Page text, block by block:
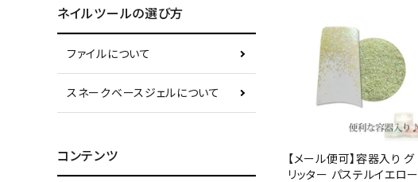
ネイルツールの選び方
ファイルについて
スネークベースジェルについて
コンテンツ
【メール便可】容器入り グ
リッター パステルイエロー